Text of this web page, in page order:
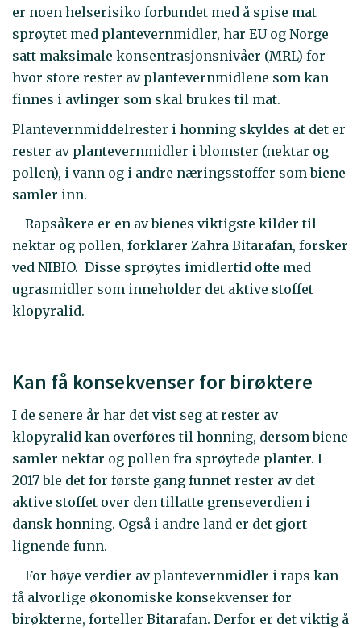
er noen helserisiko forbundet med å spise mat
sprøytet med plantevernmidler, har EU og Norge
satt maksimale konsentrasjonsnivåer (MRL) for
hvor store rester av plantevernmidlene som kan
finnes i avlinger som skal brukes til mat.
Plantevernmiddelrester i honning skyldes at det er
rester av plantevernmidler i blomster (nektar og
pollen), i vann og i andre næringsstoffer som biene
samler inn.
– Rapsåkere er en av bienes viktigste kilder til
nektar og pollen, forklarer Zahra Bitarafan, forsker
ved NIBIO. Disse sprøytes imidlertid ofte med
ugrasmidler som inneholder det aktive stoffet
klopyralid.
Kan få konsekvenser for birøktere
I de senere år har det vist seg at rester av
klopyralid kan overføres til honning, dersom biene
samler nektar og pollen fra sprøytede planter. I
2017 ble det for første gang funnet rester av det
aktive stoffet over den tillatte grenseverdien i
dansk honning. Også i andre land er det gjort
lignende funn.
– For høye verdier av plantevernmidler i raps kan
få alvorlige økonomiske konsekvenser for
birøkterne, forteller Bitarafan. Derfor er det viktig å